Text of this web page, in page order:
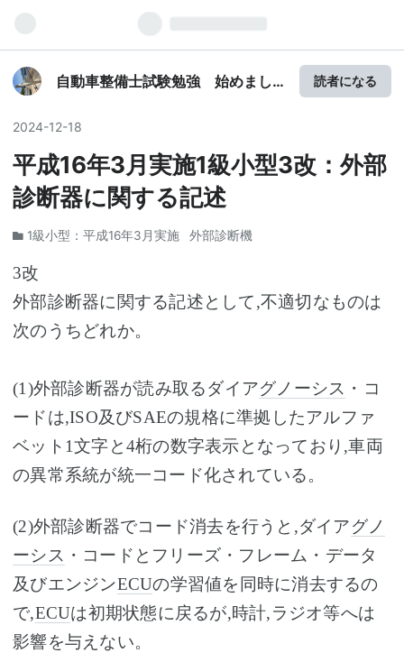
自動車整備士試験勉強 始めまし
読者になる
2024-12-18
平成16年3月実施1級小型3改：外部
診断器に関する記述
1級小型：平成16年3月実施 外部診断機
3改
外部診断器に関する記述として,不適切なものは
次のうちどれか。
(1)外部診断器が読み取るダイアグノーシス ・コ
ードは,ISO及びSAEの規格に準拠したアルファ
ベット1文字と4桁の数字表示となっており,車両
の異常系統が統一コード化されている。
(2)外部診断器でコード消去を行うと,ダイアグノ
ーシス ・コードとフリーズ・フレーム・データ
及びエンジンECUの学習値を同時に消去するの
で,ECUは初期状態に戻るが,時計,ラジオ等へは
影響を与えない。